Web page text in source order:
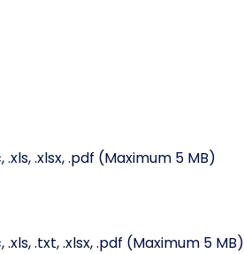
.xlsx, .pdf (Maximum 5 MB)
.txt, .xlsx, .pdf (Maximum 5 MB)